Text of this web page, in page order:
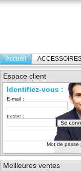
Accueil
Espace client
Identifiez-vous :
E-mail :
passe :
Mot de passe
Meilleures ventes